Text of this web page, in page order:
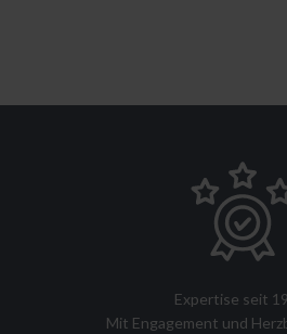
Expertise seit
Mit Engagement und